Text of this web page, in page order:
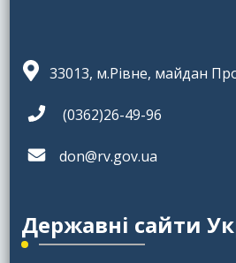
33013, м.Рівне, майдан
(0362)26-49-96
don@rv.gov.ua
Державні сайти